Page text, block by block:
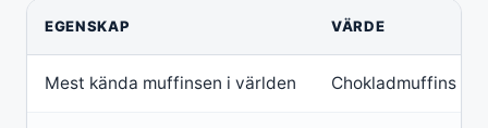
Nyckelfakta om muffins
EGENSKAP VÄRDE
Mest kända muffinsen i världen Chokladmuffins